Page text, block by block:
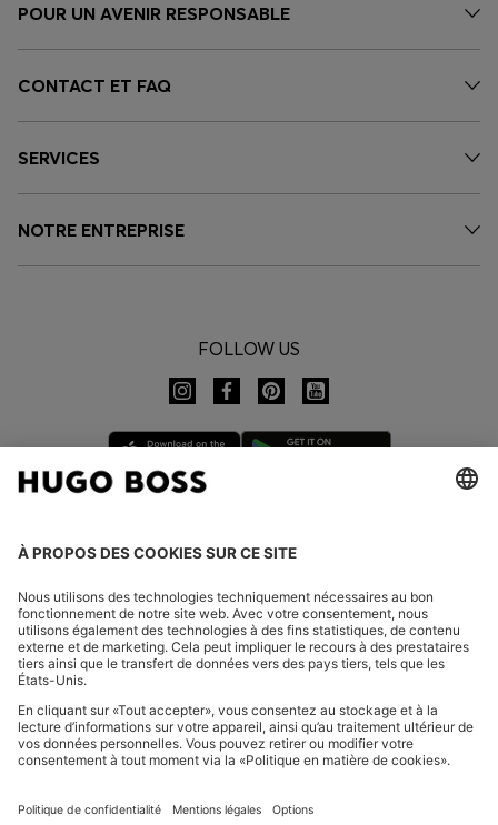
POUR UN AVENIR RESPONSABLE
CONTACT ET FAQ
SERVICES
NOTRE ENTREPRISE
FOLLOW US
Charte de confidentialité
Déclaration relative à l'accessibilité
Protection des données HUGO BOSS EXPERIENCE
Protection des données HUGO BOSS Newsletter